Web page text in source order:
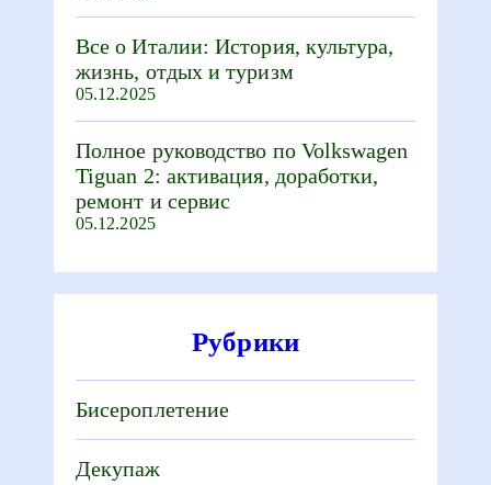
Все о Италии: История, культура,
жизнь, отдых и туризм
05.12.2025
Полное руководство по Volkswagen
Tiguan 2: активация, доработки,
ремонт и сервис
05.12.2025
Рубрики
Бисероплетение
Декупаж